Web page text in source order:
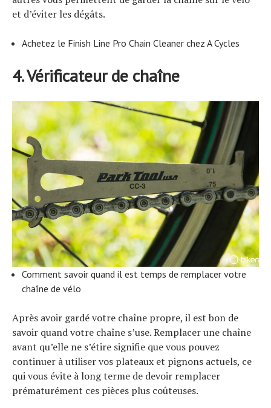
et d’éviter les dégâts.
Achetez le Finish Line Pro Chain Cleaner chez A Cycles
4. Vérificateur de chaîne
Comment savoir quand il est temps de remplacer votre
chaîne de vélo
Après avoir gardé votre chaîne propre, il est bon de
savoir quand votre chaîne s’use. Remplacer une chaîne
avant qu’elle ne s’étire signifie que vous pouvez
continuer à utiliser vos plateaux et pignons actuels, ce
qui vous évite à long terme de devoir remplacer
prématurément ces pièces plus coûteuses.